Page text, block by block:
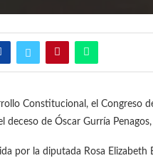
Constitucional, el Congreso
deceso de Óscar Gurría
por la diputada Rosa